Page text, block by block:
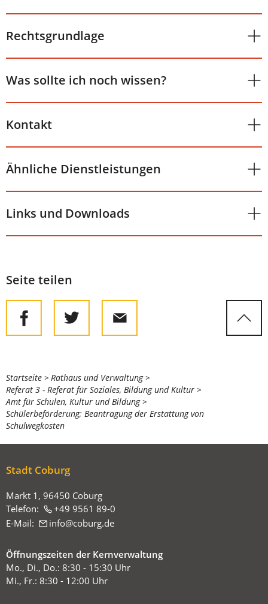
Rechtsgrundlage
Was sollte ich noch wissen?
Kontakt
Ähnliche Dienstleistungen
Links und Downloads
Seite teilen
Sie
befinden
sich
hier:
Startseite
Rathaus und Verwaltung
Referat 3 - Referat für Soziales, Bildung und Kultur
Amt für Schulen, Kultur und Bildung
Schülerbeförderung; Beantragung der Erstattung von
Schulwegkosten
Stadt Coburg
Markt 1, 96450 Coburg
Telefon:
+49 9561 89-0
E-Mail:
info coburg de
Öffnungszeiten der Kernverwaltung
Mo., Di., Do.: 8:30 - 15:30 Uhr
Mi., Fr.: 8:30 - 12:00 Uhr